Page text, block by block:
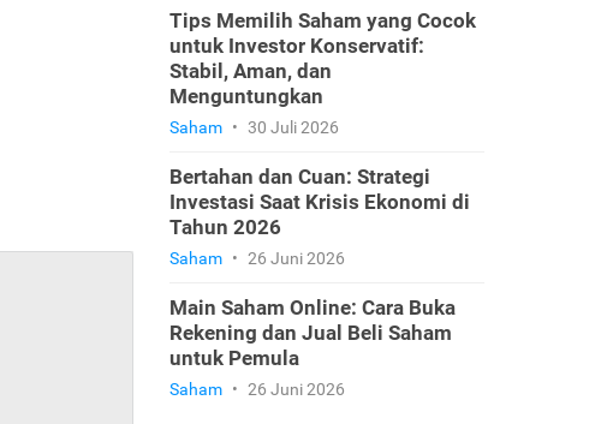
Tips Memilih Saham yang Cocok
untuk Investor Konservatif:
Stabil, Aman, dan
Menguntungkan
Saham • 30 Juli 2026
Bertahan dan Cuan: Strategi
Investasi Saat Krisis Ekonomi di
Tahun 2026
Saham • 26 Juni 2026
Main Saham Online: Cara Buka
Rekening dan Jual Beli Saham
untuk Pemula
Saham • 26 Juni 2026